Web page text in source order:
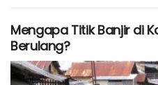
Mengapa Titik Banjir di
Berulang?